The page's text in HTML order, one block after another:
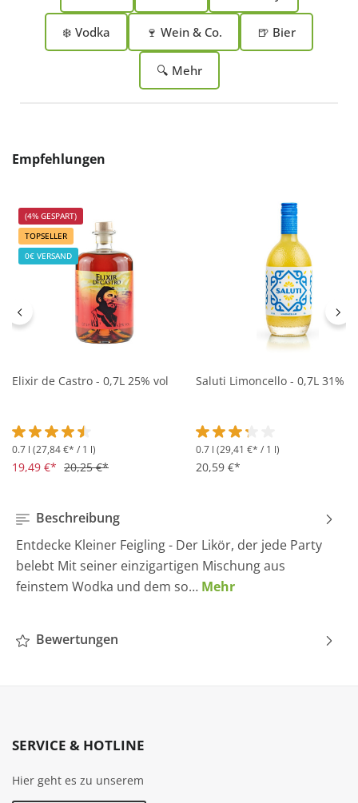
❄️ Vodka 🍷 Wein & Co. 🍺 Bier
🔍 Mehr
Produktgalerie überspringen
Empfehlungen
(4% GESPART)
TOPSELLER
0€ VERSAND
Elixir de Castro - 0,7L 25% vol
Durchschnittliche Bewertung von 4.5 von 5 Sternen
0.7 l (27,84 €* / 1 l)
19,49 €* 20,25 €*
Saluti Limoncello - 0,7L 31%
Durchschnittliche
0.7 l (29,41 €* / 1 l)
20,59 €*
Beschreibung
Entdecke Kleiner Feigling - Der Likör, der jede Party
belebt Mit seiner einzigartigen Mischung aus
feinstem Wodka und dem so… Mehr
Bewertungen
SERVICE & HOTLINE
Hier geht es zu unserem